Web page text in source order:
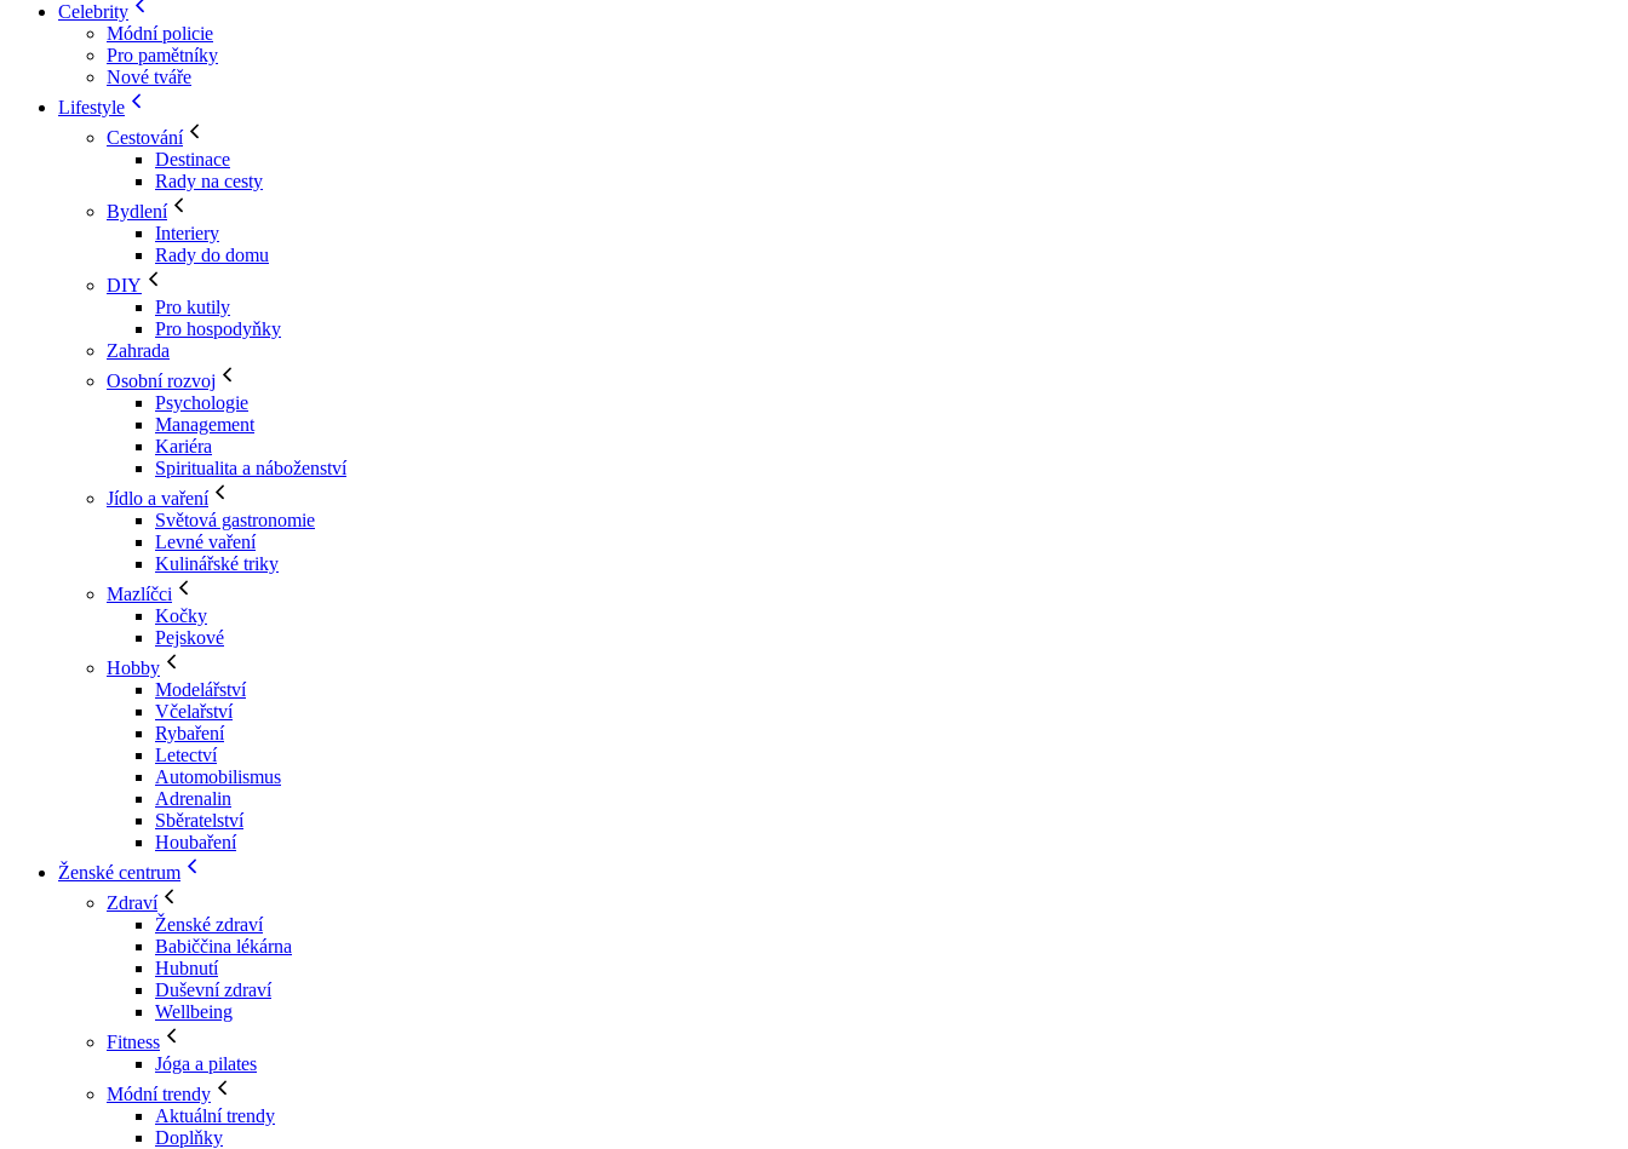
Celebrity
Módní policie
Pro pamětníky
Nové tváře
Lifestyle
Cestování
Destinace
Rady na cesty
Bydlení
Interiery
Rady do domu
DIY
Pro kutily
Pro hospodyňky
Zahrada
Osobní rozvoj
Psychologie
Management
Kariéra
Spiritualita a náboženství
Jídlo a vaření
Světová gastronomie
Levné vaření
Kulinářské triky
Mazlíčci
Kočky
Pejskové
Hobby
Modelářství
Včelařství
Rybaření
Letectví
Automobilismus
Adrenalin
Sběratelství
Houbaření
Ženské centrum
Zdraví
Ženské zdraví
Babiččina lékárna
Hubnutí
Duševní zdraví
Wellbeing
Fitness
Jóga a pilates
Módní trendy
Aktuální trendy
Doplňky